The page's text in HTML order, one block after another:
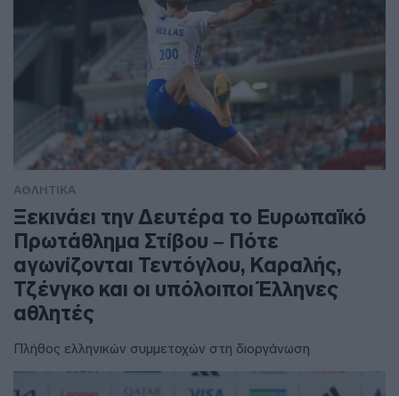
ΑΘΛΗΤΙΚΑ
Ξεκινάει την Δευτέρα το Ευρωπαϊκό
Πρωτάθλημα Στίβου – Πότε
αγωνίζονται Τεντόγλου, Καραλής,
Τζένγκο και οι υπόλοιποι Έλληνες
αθλητές
Πλήθος ελληνικών συμμετοχών στη διοργάνωση